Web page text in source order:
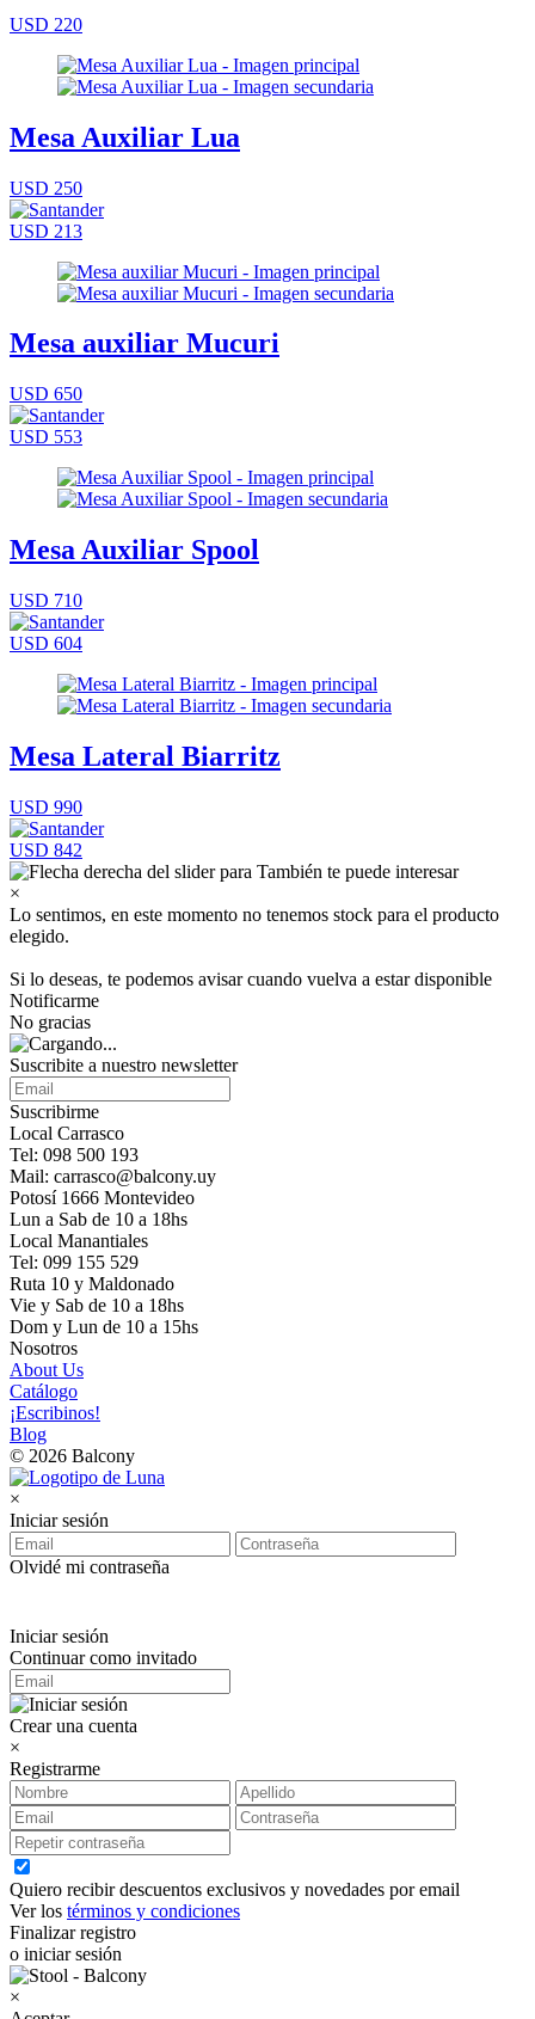
USD 220
Mesa Auxiliar Lua
USD 250
USD 213
Mesa auxiliar Mucuri
USD 650
USD 553
Mesa Auxiliar Spool
USD 710
USD 604
Mesa Lateral Biarritz
USD 990
USD 842
×
Lo sentimos, en este momento no tenemos stock para el producto
elegido.
Si lo deseas, te podemos avisar cuando vuelva a estar disponible
Notificarme
No gracias
Suscribite a nuestro newsletter
Suscribirme
Local Carrasco
Tel: 098 500 193
Mail: carrasco@balcony.uy
Potosí 1666 Montevideo
Lun a Sab de 10 a 18hs
Local Manantiales
Tel: 099 155 529
Ruta 10 y Maldonado
Vie y Sab de 10 a 18hs
Dom y Lun de 10 a 15hs
Nosotros
About Us
Catálogo
¡Escribinos!
Blog
© 2026 Balcony
×
Iniciar sesión
Olvidé mi contraseña
Iniciar sesión
Continuar como invitado
Crear una cuenta
×
Registrarme
Quiero recibir descuentos exclusivos y novedades por email
Ver los términos y condiciones
Finalizar registro
o iniciar sesión
×